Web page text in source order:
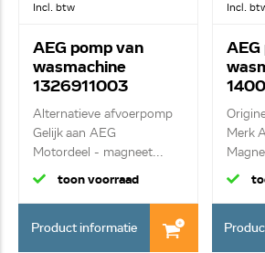
Incl. btw
AEG pomp van
wasmachine
1326911003
Alternatieve afvoerpomp
Gelijk aan AEG
Motordeel - magneet...
toon voorraad
Product informatie
Incl.
AEG
Merk
en